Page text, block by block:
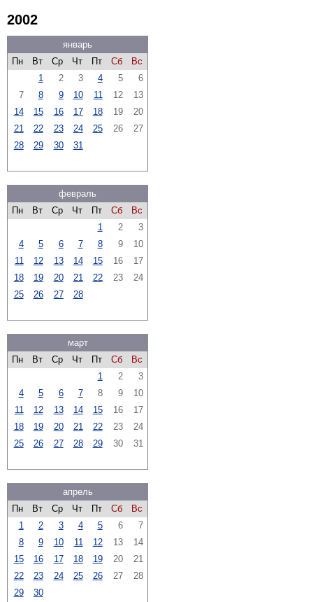
2002
январь
Пн
Вт Ср Чт Пт Сб
Вс
1
2 3 4 5
6
7
8 9 10 11 12
13
14
15 16 17 18 19
20
21
22 23 24 25 26
27
28
29 30 31
февраль
Пн
Вт Ср Чт Пт Сб
Вс
1
2
3
4
5 6 7 8 9
10
11
12 13 14 15 16
17
18
19 20 21 22 23
24
25
26 27 28
март
Пн
Вт Ср Чт Пт Сб
Вс
1
2
3
4
5 6 7 8 9
10
11
12 13 14 15 16
17
18
19 20 21 22 23
24
25
26 27 28 29 30 31
апрель
Пн
Вт Ср Чт Пт Сб
Вс
1
2 3 4 5 6
7
8
9 10 11 12 13
14
15
16 17 18 19 20
21
22
23 24 25 26 27
28
29
30